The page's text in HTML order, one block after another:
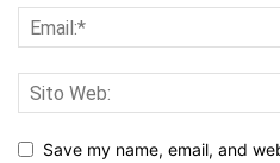
Save my name, email, and